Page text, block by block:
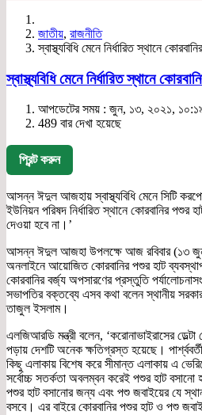
জাতীয়, রাজনীতি
স্বাস্থ্যবিধি মেনে নির্ধারিত স্থানে
স্বাস্থ্যবিধি মেনে নির্ধারিত স্থানে
আপডেটের সময় : জুন, ১৩, ২০২১, ১০:১৯
489 বার দেখা হয়েছে
প্রিন্ট করুন
আসন্ন ঈদুল আজহায় স্বাস্থ্যবিধি মেনে সিটি
ইউনিয়ন পরিষদ নির্ধারিত স্থানে কোরবানির পশুর
দেওয়া হবে না।’
আসন্ন ঈদুল আজহা উপলক্ষে আজ রবিবার (১৩ জুন)
অনলাইনে আয়োজিত কোরবানির পশুর হাট
কোরবানির বর্জ্য অপসারণের প্রস্তুতি
সভাপতির বক্তব্যে এসব কথা বলেন স্থানীয়
তাজুল ইসলাম।
এলজিআরডি মন্ত্রী বলেন, ‘করোনাভাইরাসের ডেল্টা
পড়ায় দেশটি অনেক ক্ষতিগ্রস্ত হয়েছে।
কিছু এলাকায় বিশেষ করে সীমান্ত এলাকায় এ
সর্বোচ্চ সতর্কতা অবলম্বন করেই পশুর হাট বসানো
পশুর হাট বসানোর জন্য এবং পশু জবাইয়ের যে স্থান
বসবে। এর বাইরে কোরবানির পশুর হাট ও পশু